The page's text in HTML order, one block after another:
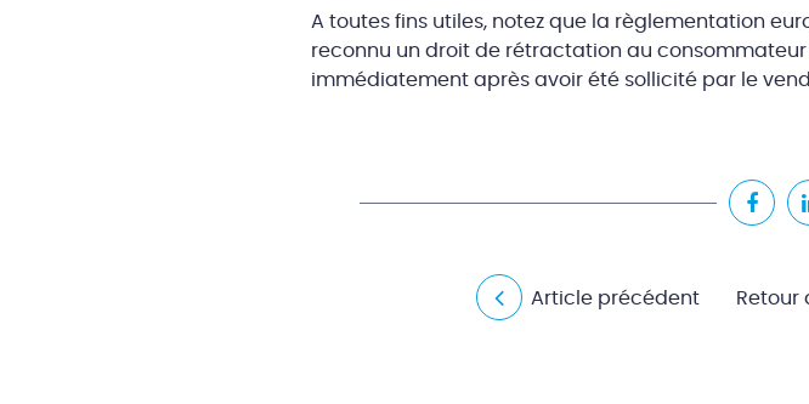
A toutes fins utiles, notez que la règlementation
reconnu un droit de rétractation au
immédiatement après avoir été sollicité par le
Article précédent Retour